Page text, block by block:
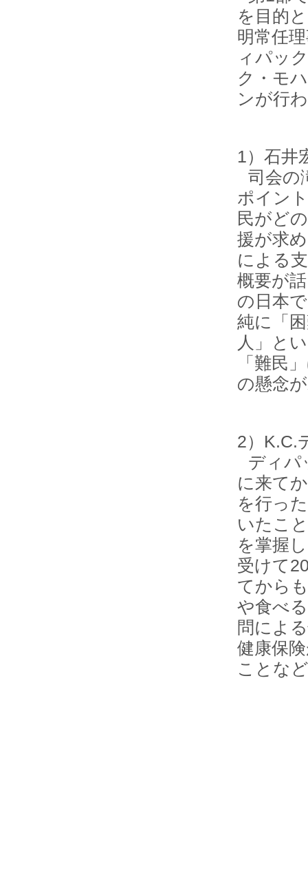
を目的
明常任
ィパッ
ク・モ
ンが行
1）石井
司会の
ポイン
民がど
援が求
による
概要が
の日本
純に「
人」と
「難民
の懸念
2）K.C.
ディパ
に来て
を行っ
いたこ
を掌握
受けて
てから
や食べ
問によ
健康保
ことな